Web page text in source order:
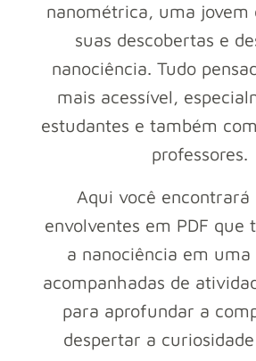
nanométrica, uma jovem
suas descobertas e
nanociência. Tudo
mais acessível,
estudantes e também
professores.
Aqui você encontrará
envolventes em PDF que
a nanociência em
acompanhadas de
para aprofundar a
despertar a